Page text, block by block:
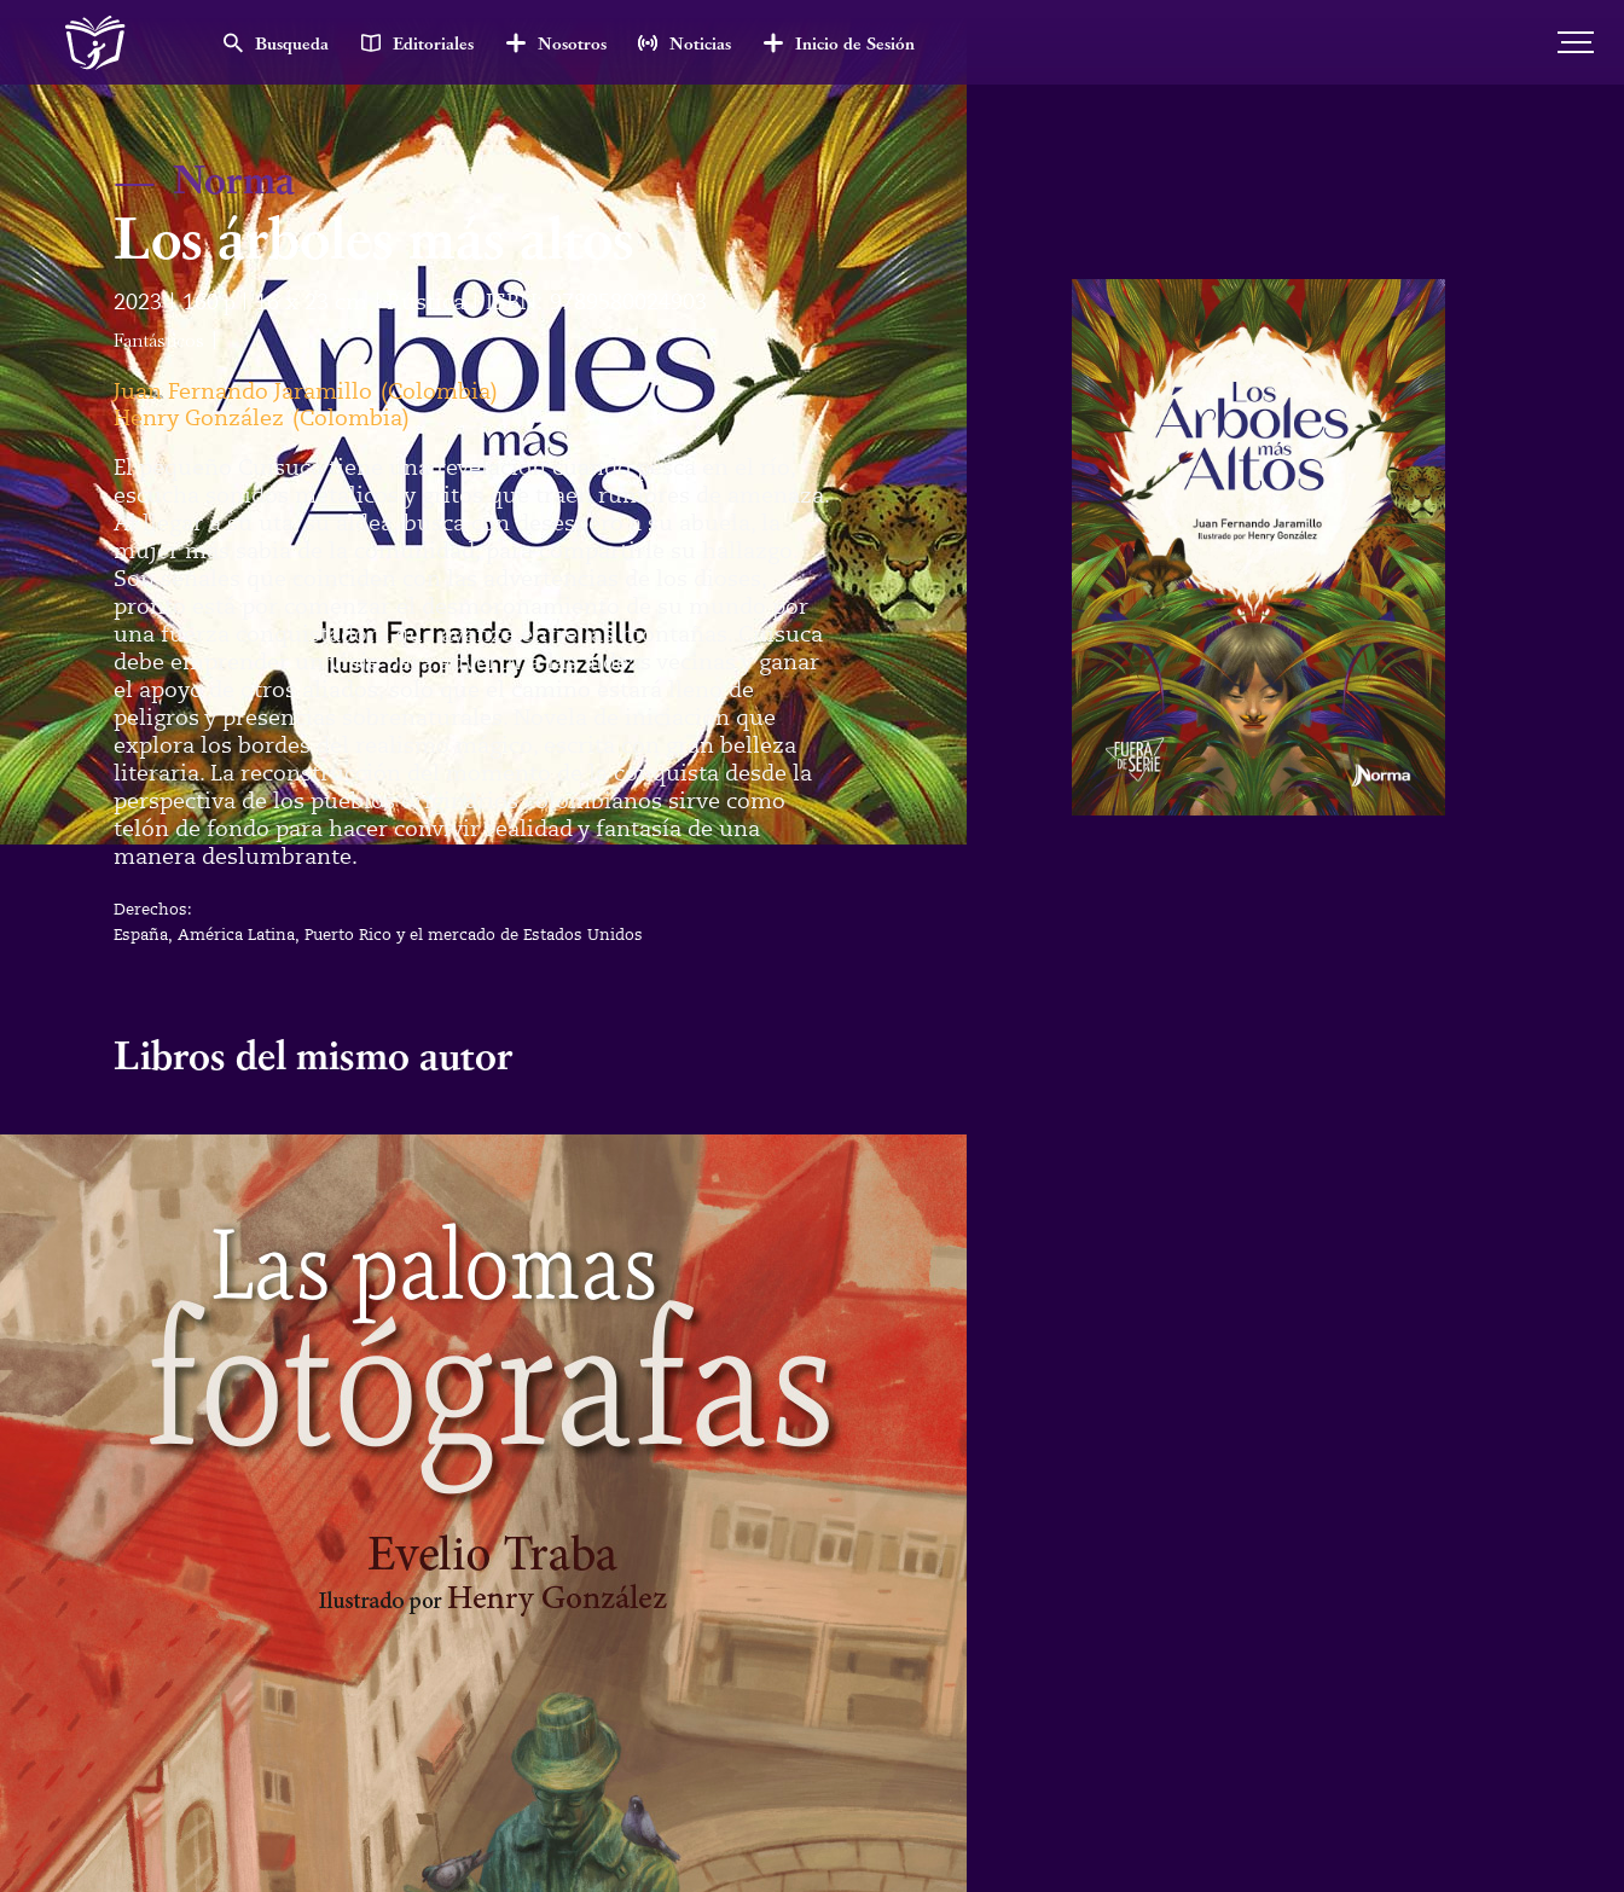
Busqueda Editoriales Nosotros Noticias Inicio de Sesión
— Norma
Los árboles más altos
2023 | 160 p 16 x 23 cm Rústica ISBN: 9789580024903
Fantásticos
Juan Fernando Jaramillo (Colombia)
Henry González (Colombia)
El pequeño Cuisuca tiene una revelación cuando pesca en el río,
escucha sonidos metálicos y gritos que traen rumores de amenaza.
Al llegar a su uta, su aldea, busca con desespero a su abuela, la
mujer más sabia de la comunidad, para compartirle su hallazgo.
Son señales que coinciden con las advertencias de los dioses,
pronto está por comenzar el desmoronamiento de su mundo por
una fuerza conquistadora que avanza entre las montañas. Cuisuca
debe emprender un viaje para advertir a las aldeas vecinas y ganar
el apoyo de otros aliados, solo que el camino estará lleno de
peligros y presencias sobrenaturales. Novela de iniciación que
explora los bordes del realismo mágico, escrita con gran belleza
literaria. La reconstrucción del momento de la conquista desde la
perspectiva de los pueblos originarios colombianos sirve como
telón de fondo para hacer convivir realidad y fantasía de una
manera deslumbrante.
Derechos:
España, América Latina, Puerto Rico y el mercado de Estados Unidos
Libros del mismo autor